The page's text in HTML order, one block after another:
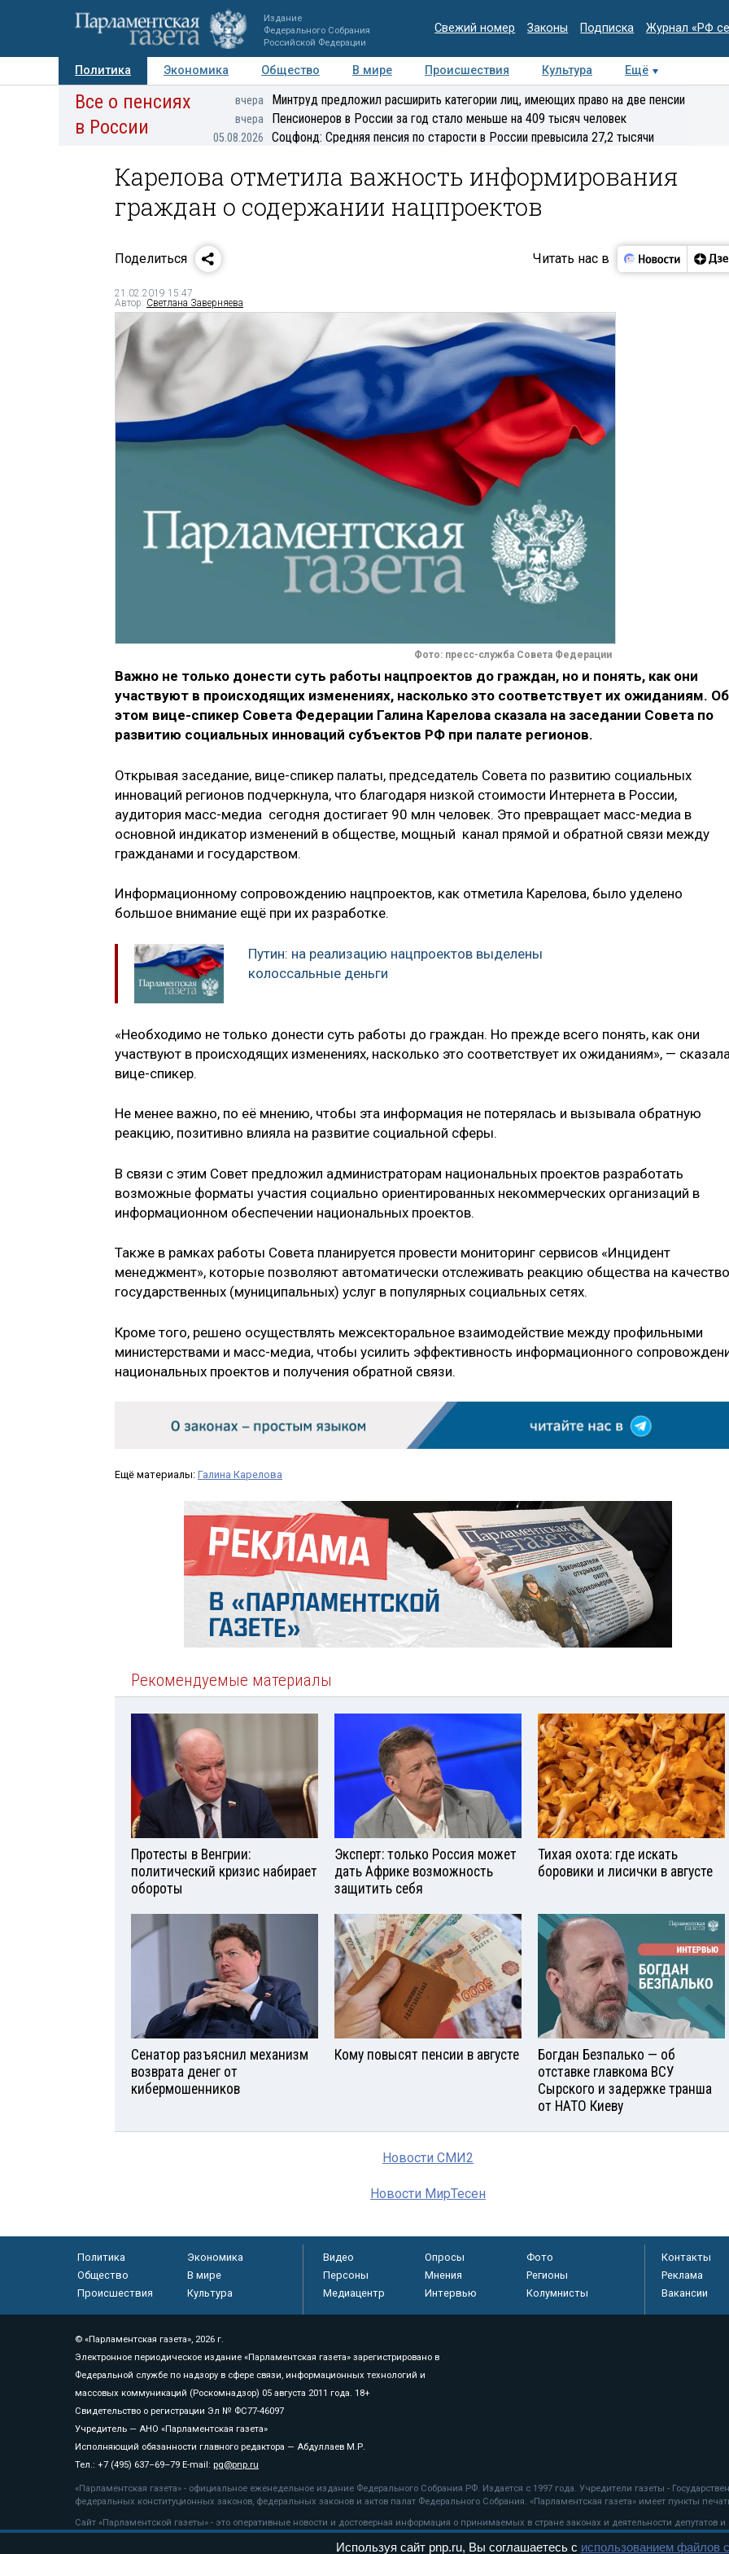
Издание
Федерального Собрания
Российской Федерации
Свежий номер Законы Подписка Журнал «РФ
Политика Экономика Общество В мире Происшествия Культура
Ещё
Авторы Персоны Мнения Регионы Медиацентр Интервью Колумнисты
Все о пенсиях
в России
вчера Минтруд предложил расширить категории лиц, имеющих право на две пенсии
вчера Пенсионеров в России за год стало меньше на 409 тысяч человек
05.08.2026 Соцфонд: Средняя пенсия по старости в России превысила 27,2 тысячи
Карелова отметила важность информирования
граждан о содержании нацпроектов
Поделиться Читать нас в
21.02.2019 15:47
Автор: Светлана Заверняева
Фото: пресс-служба Совета Федерации
Важно не только донести суть работы нацпроектов до граждан, но и понять, как они
участвуют в происходящих изменениях, насколько это соответствует их ожиданиям. Об
этом вице-спикер Совета Федерации Галина Карелова сказала на заседании Совета по
развитию социальных инноваций субъектов РФ при палате регионов.
Открывая заседание, вице-спикер палаты, председатель Совета по развитию социальных
инноваций регионов подчеркнула, что благодаря низкой стоимости Интернета в России,
аудитория масс-медиа сегодня достигает 90 млн человек. Это превращает масс-медиа в
основной индикатор изменений в обществе, мощный канал прямой и обратной связи между
гражданами и государством.
Информационному сопровождению нацпроектов, как отметила Карелова, было уделено
большое внимание ещё при их разработке.
Путин: на реализацию нацпроектов выделены
колоссальные деньги
«Необходимо не только донести суть работы до граждан. Но прежде всего понять, как они
участвуют в происходящих изменениях, насколько это соответствует их ожиданиям», —
вице-спикер.
Не менее важно, по её мнению, чтобы эта информация не потерялась и вызывала обратную
реакцию, позитивно влияла на развитие социальной сферы.
В связи с этим Совет предложил администраторам национальных проектов разработать
возможные форматы участия социально ориентированных некоммерческих организаций в
информационном обеспечении национальных проектов.
Также в рамках работы Совета планируется провести мониторинг сервисов «Инцидент
менеджмент», которые позволяют автоматически отслеживать реакцию общества на качество
государственных (муниципальных) услуг в популярных социальных сетях.
Кроме того, решено осуществлять межсекторальное взаимодействие между профильными
министерствами и масс-медиа, чтобы усилить эффективность информационного
национальных проектов и получения обратной связи.
Ещё материалы: Галина Карелова
Рекомендуемые материалы
Протесты в Венгрии:
политический кризис набирает
обороты
Эксперт: только Россия может
дать Африке возможность
защитить себя
Тихая охота: где искать
боровики и лисички в августе
Сенатор разъяснил механизм
возврата денег от
кибермошенников
Кому повысят пенсии в августе
Богдан Безпалько — об
отставке главкома ВСУ
Сырского и задержке транша
от НАТО Киеву
Новости СМИ2
Новости МирТесен
Политика
Экономика
Общество
В мире
Происшествия
Культура
Видео Опросы
Фото
Персоны
Мнения
Регионы
Медиацентр
Интервью Колумнисты
Контакты
Реклама
Вакансии
© «Парламентская газета», 2026 г.
Электронное периодическое издание «Парламентская газета» зарегистрировано в
Федеральной службе по надзору в сфере связи, информационных технологий и
массовых коммуникаций (Роскомнадзор) 05 августа 2011 года. 18+
Свидетельство о регистрации Эл № ФС77-46097
Учредитель — АНО «Парламентская газета»
Исполняющий обязанности главного редактора — Абдуллаев М.Р.
Тел.: +7 (495) 637–69–79 E-mail: pg@pnp.ru
«Парламентская газета» - официальное еженедельное издание Федерального Собрания РФ. Издается с 1997 года. Учредители газеты -
федеральных конституционных законов, федеральных законов и актов палат Федерального Собрания. «Парламентская газета» имеет пункты
Сайт «Парламентской газеты» - это оперативные новости и достоверная информация о принимаемых в стране законах и деятельности депутатов
«Парламентской газеты» активная ссылка на pnp.ru обязательна.
Используя сайт pnp.ru, Вы соглашаетесь с использованием файлов